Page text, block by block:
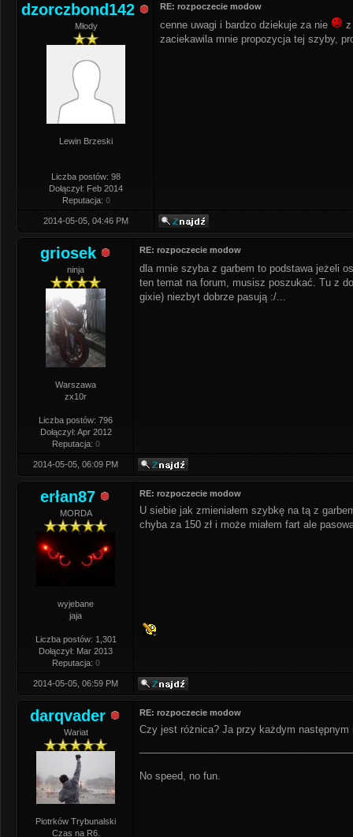
dzorczbond142
Młody
Lewin Brzeski
Liczba postów: 98
Dołączył: Feb 2014
Reputacja: 0
RE: rozpoczecie modow
cenne uwagi i bardzo dziekuje za nie
z
zaciekawila mnie propozycja tej szyby,
2014-05-05, 04:46 PM
griosek
ninja
Warszawa
zx10r
Liczba postów: 796
Dołączył: Apr 2012
Reputacja: 0
RE: rozpoczecie modow
dla mnie szyba z garbem to podstawa jeżeli
ten temat na forum, musisz poszukać. Tu z
gixie) niezbyt dobrze pasują :/...
2014-05-05, 06:09 PM
erłan87
MORDA
wyjebane
jaja
Liczba postów: 1,301
Dołączył: Mar 2013
Reputacja: 0
RE: rozpoczecie modow
U siebie jak zmieniałem szybkę na tą z
chyba za 150 zł i może miałem fart ale
2014-05-05, 06:59 PM
darqvader
Wariat
Piotrków Trybunalski
Czas na R6.
RE: rozpoczecie modow
Czy jest różnica? Ja przy każdym
No speed, no fun.